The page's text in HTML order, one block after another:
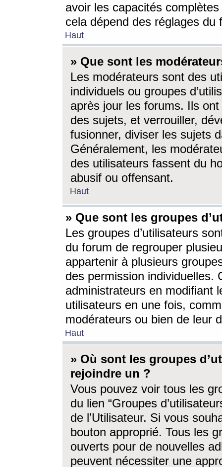
avoir les capacités
cela dépend des réglages du
Haut
» Que sont les
Les modérateurs sont des
individuels ou groupes
après jour les forums. Ils ont
des sujets, et verrouiller,
fusionner, diviser les sujets
Généralement, les
des utilisateurs fassent du
abusif ou offensant.
Haut
» Que sont les groupes
Les groupes d’utilisateurs
du forum de regrouper
appartenir à plusieurs
des permission individuelles.
administrateurs en modifiant
utilisateurs en une fois,
modérateurs ou bien de leur
Haut
» Où sont les groupes
rejoindre un ?
Vous pouvez voir tous les
du lien “Groupes
de l’Utilisateur. Si vous
bouton approprié. Tous les
ouverts pour de nouvelles
peuvent nécessiter une